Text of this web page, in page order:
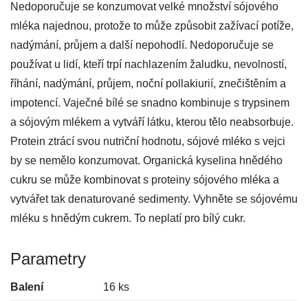
Nedoporučuje se konzumovat velké množství sójového
mléka najednou, protože to může způsobit zažívací potíže,
nadýmání, průjem a další nepohodlí. Nedoporučuje se
používat u lidí, kteří trpí nachlazením žaludku, nevolností,
říhání, nadýmání, průjem, noční pollakiurií, znečištěním a
impotencí. Vaječné bílé se snadno kombinuje s trypsinem
a sójovým mlékem a vytváří látku, kterou tělo neabsorbuje.
Protein ztrácí svou nutriční hodnotu, sójové mléko s vejci
by se nemělo konzumovat. Organická kyselina hnědého
cukru se může kombinovat s proteiny sójového mléka a
vytvářet tak denaturované sedimenty. Vyhněte se sójovému
mléku s hnědým cukrem. To neplatí pro bílý cukr.
Parametry
Balení 16 ks